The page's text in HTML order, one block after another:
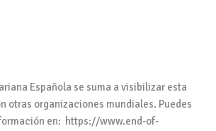
Española se suma a visibilizar esta
otras organizaciones mundiales. Puedes
en: https://www.end-of-